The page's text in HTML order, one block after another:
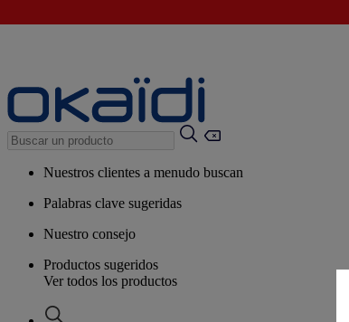
Nuestros clientes a menudo buscan
Palabras clave sugeridas
Nuestro consejo
Productos sugeridos
Ver todos los productos